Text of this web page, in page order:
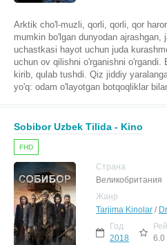
Arktik cho'l-muzli, qorli, qorli, qor
mumkin bo'lgan dunyodan ajrashgan,
uchastkasi hayot uchun juda
uchun ov qilishni o'rganishni o'rgandi.
kirib, qulab tushdi. Qiz jiddiy
yo'q: odam o'layotgan botqoqliklar
Sobibor Uzbek Tilida - Kino
FHD
Страна
Великобритания
Жанр
Tarjima Kinolar /
Год
2018
6.0